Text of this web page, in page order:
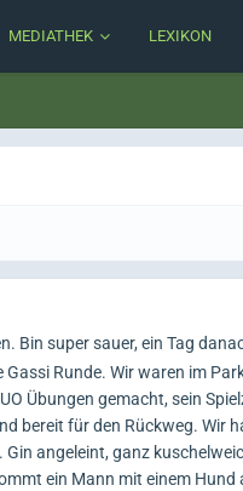
MEDIATHEK LEXIKON
Bin super sauer, ein Tag
Runde. Wir waren im
Übungen gemacht, sein
bereit für den Rückweg. Wir
angeleint, ganz
ein Mann mit einem